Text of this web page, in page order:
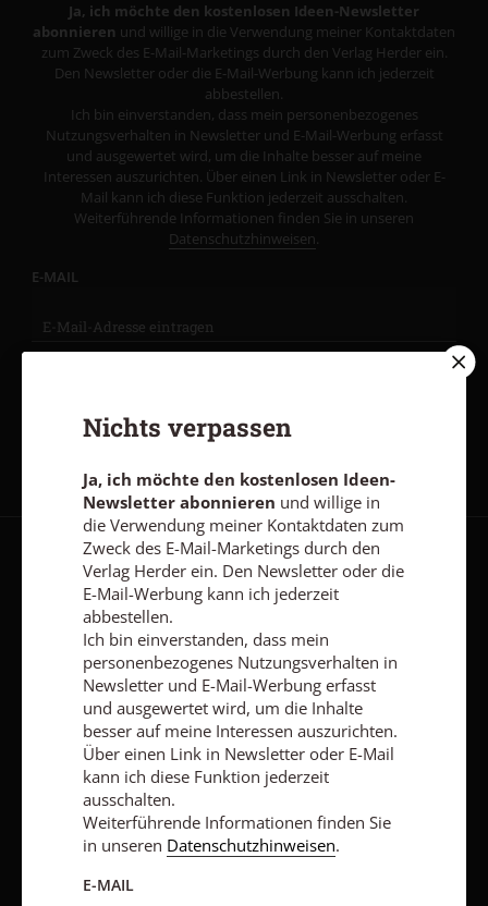
Ja, ich möchte den kostenlosen Ideen-Newsletter
abonnieren und willige in die Verwendung meiner Kontaktdaten
zum Zweck des E-Mail-Marketings durch den Verlag Herder ein.
Den Newsletter oder die E-Mail-Werbung kann ich jederzeit
abbestellen.
Ich bin einverstanden, dass mein personenbezogenes
Nutzungsverhalten in Newsletter und E-Mail-Werbung erfasst
und ausgewertet wird, um die Inhalte besser auf meine
Interessen auszurichten. Über einen Link in Newsletter oder E-
Mail kann ich diese Funktion jederzeit ausschalten.
Weiterführende Informationen finden Sie in unseren
Datenschutzhinweisen.
E-MAIL
AGB und Widerrufsbelehrung Datenschutz Barrierefreiheit
Impressum
Vertrag widerrufen Abo online kündigen
Nichts verpassen
Ja, ich möchte den kostenlosen Ideen-
Newsletter abonnieren und willige in
die Verwendung meiner Kontaktdaten zum
Zweck des E-Mail-Marketings durch den
Verlag Herder ein. Den Newsletter oder die
E-Mail-Werbung kann ich jederzeit
abbestellen.
Ich bin einverstanden, dass mein
personenbezogenes Nutzungsverhalten in
Newsletter und E-Mail-Werbung erfasst
und ausgewertet wird, um die Inhalte
besser auf meine Interessen auszurichten.
Über einen Link in Newsletter oder E-Mail
kann ich diese Funktion jederzeit
ausschalten.
Weiterführende Informationen finden Sie
in unseren Datenschutzhinweisen.
E-MAIL